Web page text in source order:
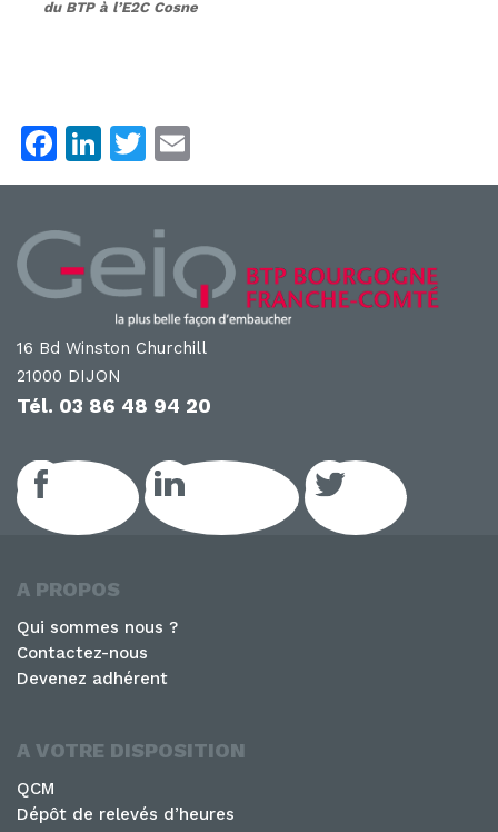
du BTP à l’E2C Cosne
F
a
e
b
o
k
Li
n
e
dI
n
T
w
er
m
l
16 Bd Winston Churchill
21000 DIJON
Tél. 03 86 48 94 20
Facebook LinkedIn GEIQ Twitter
A PROPOS
Qui sommes nous ?
Contactez-nous
Devenez adhérent
A VOTRE DISPOSITION
QCM
Dépôt de relevés d’heures